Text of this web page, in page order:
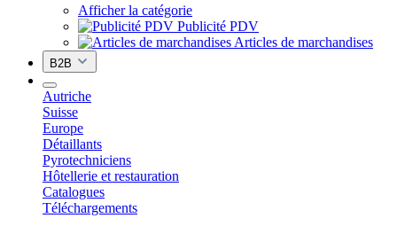
Afficher la catégorie
Publicité PDV
Articles de marchandises
B2B
Autriche
Suisse
Europe
Détaillants
Pyrotechniciens
Hôtellerie et restauration
Catalogues
Téléchargements